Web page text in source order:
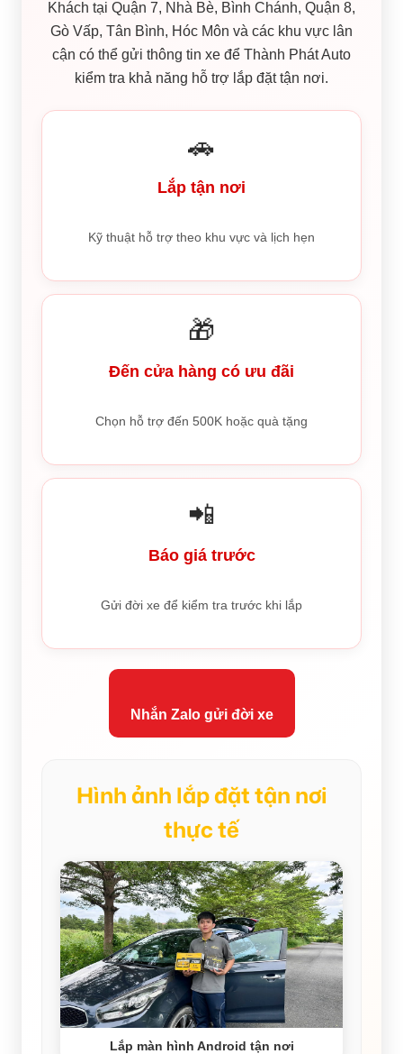
Khách tại Quận 7, Nhà Bè, Bình Chánh, Quận 8,
Gò Vấp, Tân Bình, Hóc Môn và các khu vực lân
cận có thể gửi thông tin xe để Thành Phát Auto
kiểm tra khả năng hỗ trợ lắp đặt tận nơi.
🚗
Lắp tận nơi
Kỹ thuật hỗ trợ theo khu vực và lịch hẹn
🎁
Đến cửa hàng có ưu đãi
Chọn hỗ trợ đến 500K hoặc quà tặng
📲
Báo giá trước
Gửi đời xe để kiểm tra trước khi lắp
Nhắn Zalo gửi đời xe
Hình ảnh lắp đặt tận nơi
thực tế
Lắp màn hình Android tận nơi